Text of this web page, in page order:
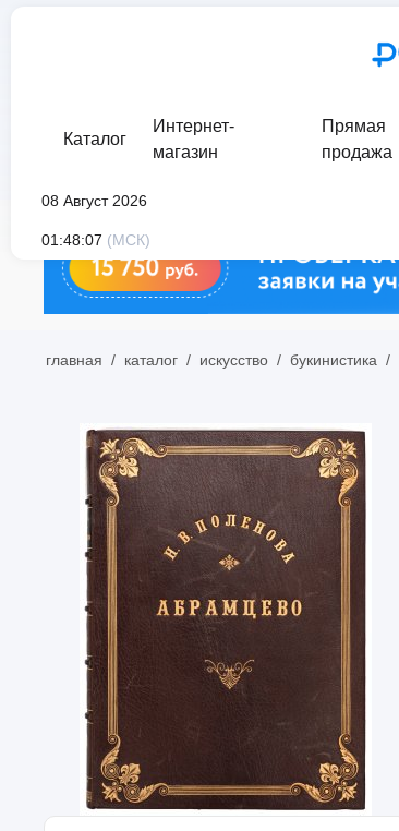
Каталог
Интернет-
магазин
Прямая
продажа
08 Август 2026
01:48:07 (МСК)
главная / каталог / искусство / букинистика /